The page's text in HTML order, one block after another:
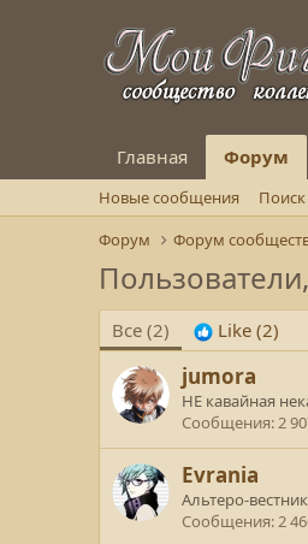
Главная Форум
Новые сообщения
Форум
Форум
Все (2) Like (2)
jumora
НЕ кавайная
Сообщения 2
Evrania
Альтеро-
Сообщения 2